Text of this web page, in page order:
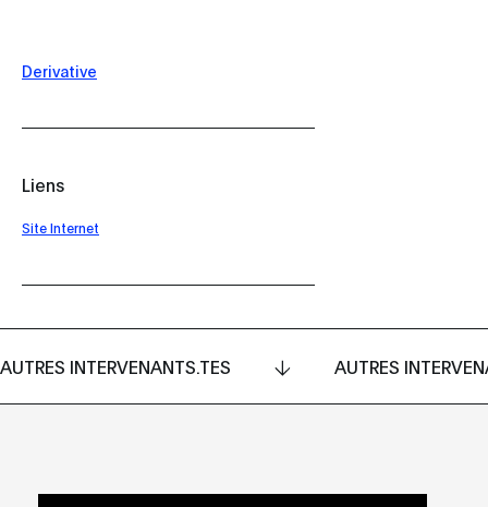
Derivative
Liens
Site Internet
AUTRES INTERVENANTS.TES AUTRES